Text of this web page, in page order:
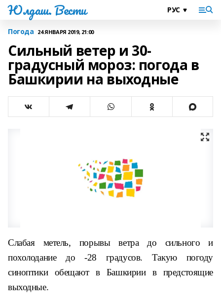
Юлдаш. Вести
Погода 24 ЯНВАРЯ 2019, 21:00
Сильный ветер и 30-
градусный мороз: погода в
Башкирии на выходные
Слабая метель, порывы ветра до сильного и
похолодание до -28 градусов. Такую погоду
синоптики обещают в Башкирии в предстоящие
выходные.